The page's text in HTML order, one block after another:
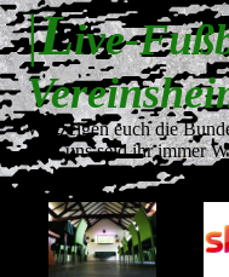
|Live-
Wir zeigen euch die
- bei uns seid ihr immer